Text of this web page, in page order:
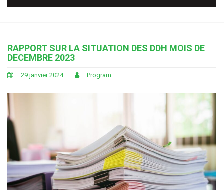
RAPPORT SUR LA SITUATION DES DDH MOIS DE
DECEMBRE 2023
29 janvier 2024 Program